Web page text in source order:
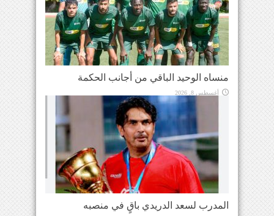
منساه الوحيد الباقي من أجانب الحكمة
أغسطس 8, 2026
المدرب لسعد الدريدي باقٍ في منصبه